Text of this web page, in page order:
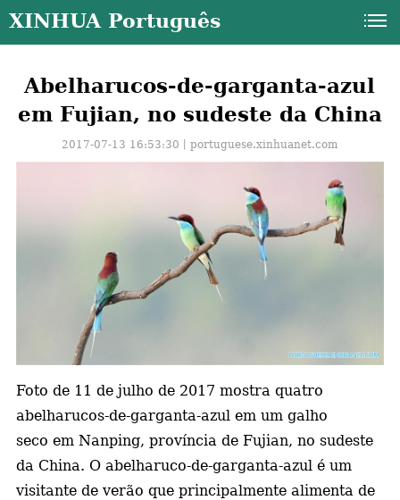
XINHUA Português
Abelharucos-de-garganta-azul
em Fujian, no sudeste da China
2017-07-13 16:53:30丨portuguese.xinhuanet.com
Foto de 11 de julho de 2017 mostra quatro
abelharucos-de-garganta-azul em um galho
seco em Nanping, província de Fujian, no sudeste
da China. O abelharuco-de-garganta-azul é um
visitante de verão que principalmente alimenta de